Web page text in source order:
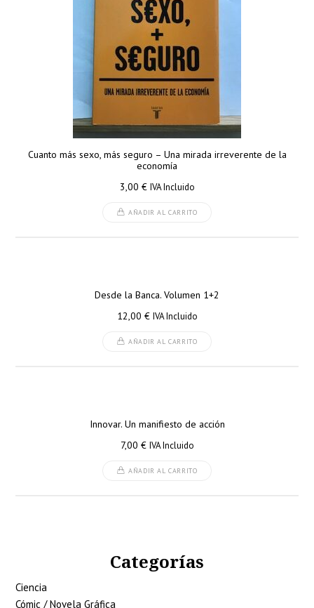
Cuanto más sexo, más seguro – Una mirada irreverente de la
economía
3,00 € IVA Incluido
AÑADIR AL CARRITO
Desde la Banca. Volumen 1+2
12,00 € IVA Incluido
AÑADIR AL CARRITO
Innovar. Un manifiesto de acción
7,00 € IVA Incluido
AÑADIR AL CARRITO
Categorías
Ciencia
Cómic / Novela Gráfica